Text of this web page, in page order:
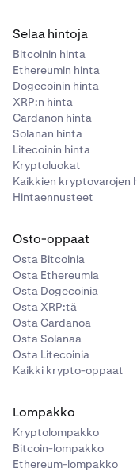
4
Syötä summa,
Osta+
5
Näkyviin tulee
hyvältä, klikkaa
6 Siinä se.
1 Napsauta
2 Tee pikaosto.
vaihtoehdon
toimeksiannon.
Selaa hintoja
Bitcoinin hinta
Ethereumin hinta
Dogecoinin hinta
XRP:n hinta
Cardanon hinta
Solanan hinta
Litecoinin hinta
Kryptoluokat
Kaikkien kryptovarojen
Hintaennusteet
Osto-oppaat
Osta Bitcoinia
Osta Ethereumia
Osta Dogecoinia
Osta XRP:tä
Osta Cardanoa
Osta Solanaa
Osta Litecoinia
Kaikki krypto-oppaat
Lompakko
Kryptolompakko
Bitcoin-lompakko
Ethereum-lompakko